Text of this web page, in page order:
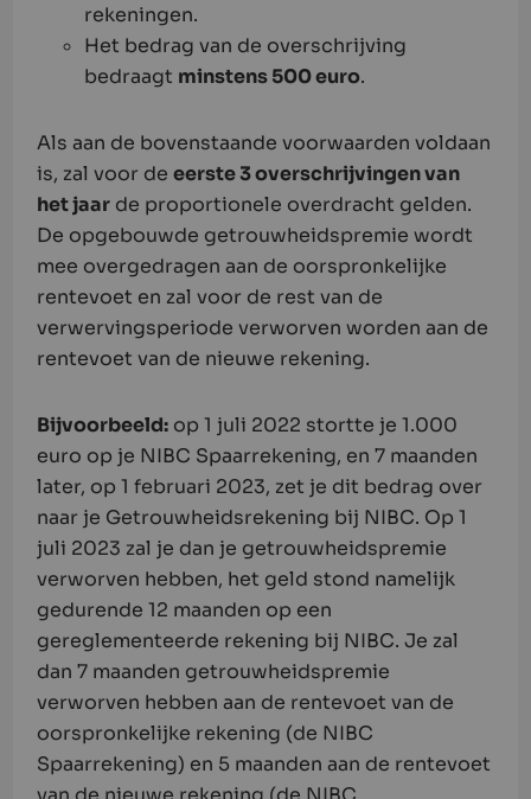
rekeningen.
Het bedrag van de overschrijving
bedraagt minstens 500 euro.
Als aan de bovenstaande voorwaarden voldaan
is, zal voor de eerste 3 overschrijvingen van
het jaarde proportionele overdracht gelden.
De opgebouwde getrouwheidspremie wordt
mee overgedragen aan de oorspronkelijke
rentevoet en zal voor de rest van de
verwervingsperiode verworven worden aan de
rentevoet van de nieuwe rekening.
Bijvoorbeeld:op 1 juli 2022 stortte je 1.000
euro op je NIBC Spaarrekening, en 7 maanden
later, op 1 februari 2023, zet je dit bedrag over
naar je Getrouwheidsrekening bij NIBC. Op 1
juli 2023 zal je dan je getrouwheidspremie
verworven hebben, het geld stond namelijk
gedurende 12 maanden op een
gereglementeerde rekening bij NIBC. Je zal
dan 7 maanden getrouwheidspremie
verworven hebben aan de rentevoet van de
oorspronkelijke rekening (de NIBC
Spaarrekening) en 5 maanden aan de rentevoet